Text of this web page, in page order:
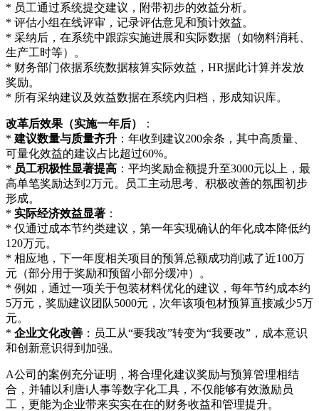
* 员工通过系统提交建议，附带初步的效益分析。
* 评估小组在线评审，记录评估意见和预计效益。
* 采纳后，在系统中跟踪实施进展和实际数据（如物料消耗、
生产工时等）。
* 财务部门依据系统数据核算实际效益，HR据此计算并发放
奖励。
* 所有采纳建议及效益数据在系统内归档，形成知识库。
改革后效果（实施一年后）
：
* 建议数量与质量齐升 ：年收到建议200余条，其中高质量、
可量化效益的建议占比超过60%。
* 员工积极性显著提高 ：平均奖励金额提升至3000元以上，最
高单笔奖励达到2万元。员工主动思考、积极改善的氛围初步
形成。
* 实际经济效益显著 ：
* 仅通过成本节约类建议，第一年实现确认的年化成本降低约
120万元。
* 相应地，下一年度相关项目的预算总额成功削减了近100万
元（部分用于奖励和预留小部分缓冲）。
* 例如，通过一项关于包装材料优化的建议，每年节约成本约
5万元，奖励建议团队5000元，次年该项包材预算直接减少5万
元。
* 企业文化改善 ：员工从“要我改”转变为“我要改”，成本意识
和创新意识得到加强。
A公司的案例充分证明，将合理化建议奖励与预算管理相结
合，并辅以利唐i人事等数字化工具，不仅能够有效激励员
工，更能为企业带来实实在在的财务收益和管理提升。